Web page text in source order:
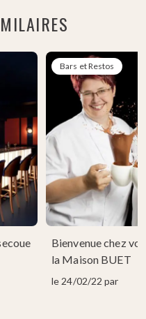
Bars et Restos
Bienvenue chez
la Maison BUET
le 24/02/22 par